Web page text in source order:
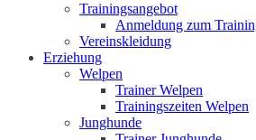
Trainingsangebot
Anmeldung zum
Vereinskleidung
Erziehung
Welpen
Trainer Welpen
Trainingszeiten Welpen
Junghunde